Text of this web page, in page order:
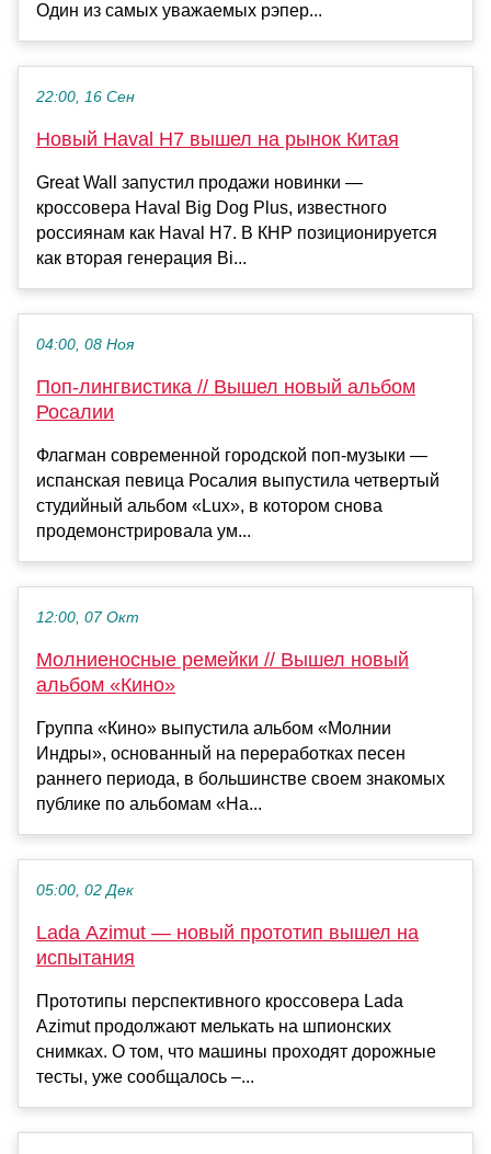
Один из самых уважаемых рэпер...
22:00, 16 Сен
Новый Haval H7 вышел на рынок Китая
Great Wall запустил продажи новинки —
кроссовера Haval Big Dog Plus, известного
россиянам как Haval H7. В КНР позиционируется
как вторая генерация Bi...
04:00, 08 Ноя
Поп-лингвистика // Вышел новый альбом
Росалии
Флагман современной городской поп-музыки —
испанская певица Росалия выпустила четвертый
студийный альбом «Lux», в котором снова
продемонстрировала ум...
12:00, 07 Окт
Молниеносные ремейки // Вышел новый
альбом «Кино»
Группа «Кино» выпустила альбом «Молнии
Индры», основанный на переработках песен
раннего периода, в большинстве своем знакомых
публике по альбомам «На...
05:00, 02 Дек
Lada Azimut — новый прототип вышел на
испытания
Прототипы перспективного кроссовера Lada
Azimut продолжают мелькать на шпионских
снимках. О том, что машины проходят дорожные
тесты, уже сообщалось –...